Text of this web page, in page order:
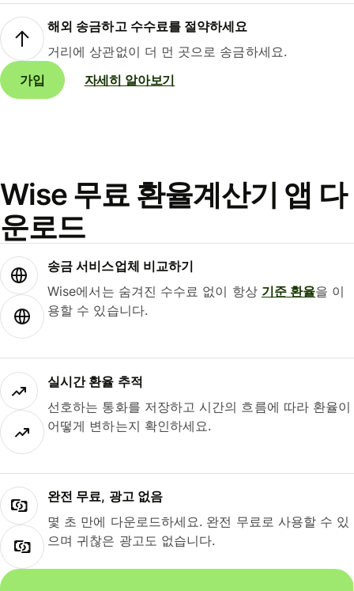
해외 송금하고 수수료를 절약하세요
거리에 상관없이 더 먼 곳으로 송금하세요.
가입
자세히 알아보기
Wise 무료 환율계산기 앱 다
운로드
송금 서비스업체 비교하기
Wise에서는 숨겨진 수수료 없이 항상 기준 환율을 이
용할 수 있습니다.
실시간 환율 추적
선호하는 통화를 저장하고 시간의 흐름에 따라 환율이
어떻게 변하는지 확인하세요.
완전 무료, 광고 없음
몇 초 만에 다운로드하세요. 완전 무료로 사용할 수 있
으며 귀찮은 광고도 없습니다.